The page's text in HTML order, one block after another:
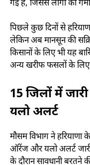
गई है, जिससे लोगों को
पिछले कुछ दिनों से
लेकिन अब मानसून की
किसानों के लिए भी यह
अन्य खरीफ फसलों के लिए
15 जिलों में
यलो अलर्ट
मौसम विभाग ने हरियाणा
ऑरेंज और यलो अलर्ट
के दौरान सावधानी बरतने